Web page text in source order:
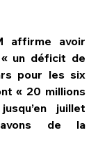
affirme avoir
un déficit de
pour les six
« 20 millions
juillet
de la